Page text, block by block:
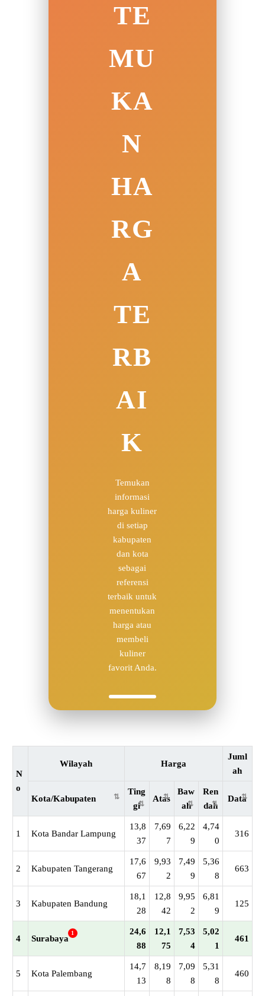
TE
MU
KA
N
HA
RG
A
TE
RB
AI
K
Temukan
informasi
harga kuliner
di setiap
kabupaten
dan kota
sebagai
referensi
terbaik untuk
menentukan
harga atau
membeli
kuliner
favorit Anda.
N
o
Wilayah Harga
Juml
ah
Kota/Kabupaten
Ting
gi
Atas
Baw
ah
Ren
dah
Data
1 Kota Bandar Lampung
13,8
37
7,69
7
6,22
9
4,74
0
316
2 Kabupaten Tangerang
17,6
67
9,93
2
7,49
9
5,36
8
663
3 Kabupaten Bandung
18,1
28
12,8
42
9,95
2
6,81
9
125
4 Surabaya
1
24,6
88
12,1
75
7,53
4
5,02
1
461
5 Kota Palembang
14,7
13
8,19
8
7,09
8
5,31
8
460